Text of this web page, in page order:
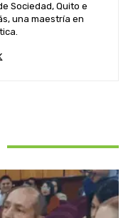
Sociedad, Quito e
una maestría en